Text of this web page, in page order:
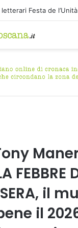
Festa de
FEBBRE
il
il